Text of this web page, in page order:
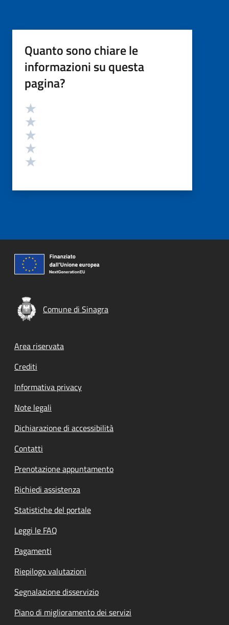
Quanto sono chiare le
informazioni su questa
pagina?
Valutazione
Comune di Sinagra
Footer menu
Area riservata
Crediti
Informativa privacy
Note legali
Dichiarazione di accessibilità
Contatti
Prenotazione appuntamento
Richiedi assistenza
Statistiche del portale
Leggi le FAQ
Pagamenti
Riepilogo valutazioni
Segnalazione disservizio
Piano di miglioramento dei servizi